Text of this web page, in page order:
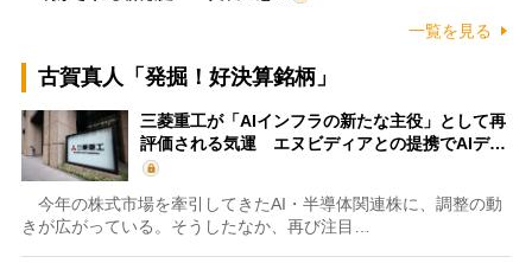
一覧を見る
古賀真人「発掘！好決算銘柄」
三菱重工が「AIインフラの新たな主役」として再
評価される気運 エヌビディアとの提携でAIデ…
今年の株式市場を牽引してきたAI・半導体関連株に、調整の動
きが広がっている。そうしたなか、再び注目…